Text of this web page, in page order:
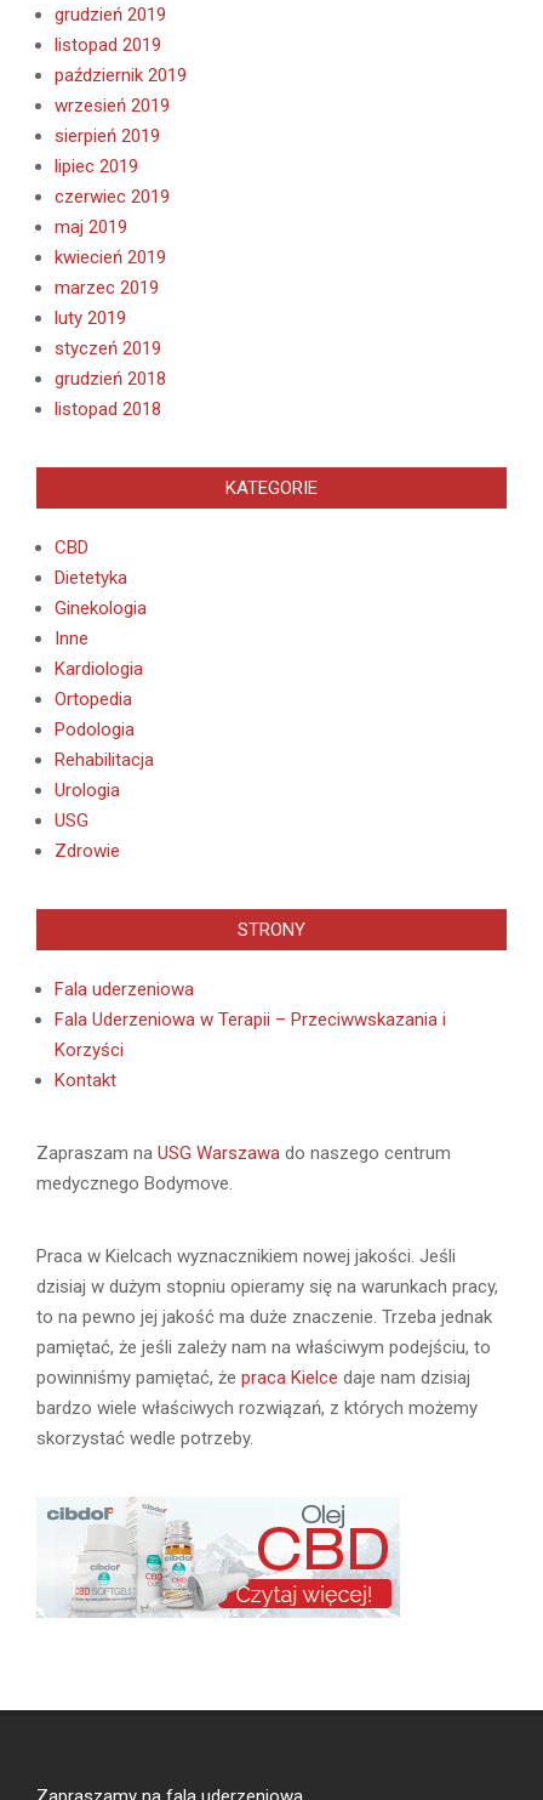
grudzień 2019
listopad 2019
październik 2019
wrzesień 2019
sierpień 2019
lipiec 2019
czerwiec 2019
maj 2019
kwiecień 2019
marzec 2019
luty 2019
styczeń 2019
grudzień 2018
listopad 2018
KATEGORIE
CBD
Dietetyka
Ginekologia
Inne
Kardiologia
Ortopedia
Podologia
Rehabilitacja
Urologia
USG
Zdrowie
STRONY
Fala uderzeniowa
Fala Uderzeniowa w Terapii – Przeciwwskazania i
Korzyści
Kontakt
Zapraszam na USG Warszawa do naszego centrum
medycznego Bodymove.
Praca w Kielcach wyznacznikiem nowej jakości. Jeśli
dzisiaj w dużym stopniu opieramy się na warunkach pracy,
to na pewno jej jakość ma duże znaczenie. Trzeba jednak
pamiętać, że jeśli zależy nam na właściwym podejściu, to
powinniśmy pamiętać, że praca Kielce daje nam dzisiaj
bardzo wiele właściwych rozwiązań, z których możemy
skorzystać wedle potrzeby.